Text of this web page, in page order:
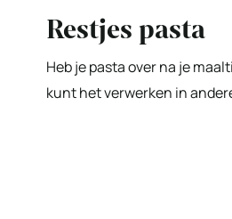
Restjes pasta
Heb je pasta over na je
kunt het verwerken in